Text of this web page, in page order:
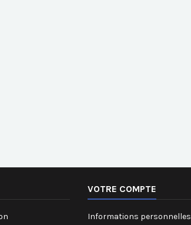
VOTRE COMPTE
Informations personnelles